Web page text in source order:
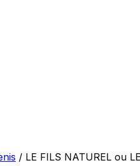
/ LE FILS NATUREL ou